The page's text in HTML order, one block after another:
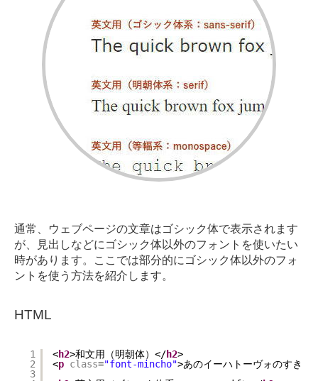
通常、ウェブページの文章はゴシック体で表示されます
が、見出しなどにゴシック体以外のフォントを使いたい
時があります。ここでは部分的にゴシック体以外のフォ
ントを使う方法を紹介します。
HTML
1
2
3
<h2>和文用（明朝体）</h2>
<p class="font-mincho">あのイーハトーヴォのすきと